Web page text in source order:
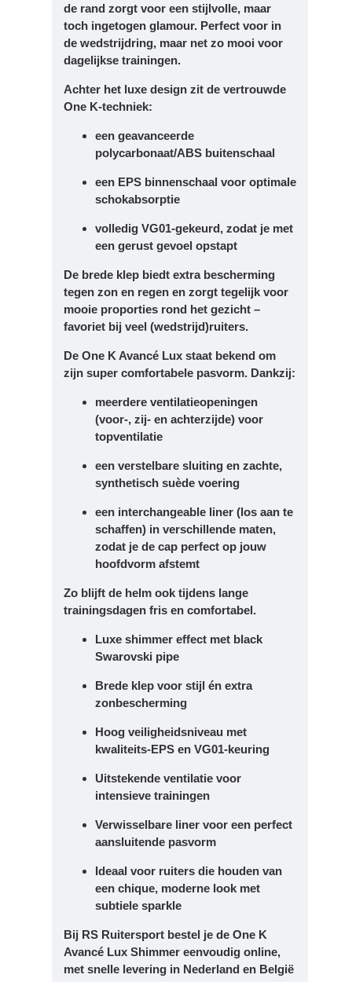
de rand zorgt voor een stijlvolle, maar
toch ingetogen glamour. Perfect voor in
de wedstrijdring, maar net zo mooi voor
dagelijkse trainingen.
Achter het luxe design zit de vertrouwde
One K-techniek:
een geavanceerde
polycarbonaat/ABS buitenschaal
een EPS binnenschaal voor optimale
schokabsorptie
volledig VG01-gekeurd, zodat je met
een gerust gevoel opstapt
De brede klep biedt extra bescherming
tegen zon en regen en zorgt tegelijk voor
mooie proporties rond het gezicht –
favoriet bij veel (wedstrijd)ruiters.
De One K Avancé Lux staat bekend om
zijn super comfortabele pasvorm. Dankzij:
meerdere ventilatieopeningen
(voor-, zij- en achterzijde) voor
topventilatie
een verstelbare sluiting en zachte,
synthetisch suède voering
een interchangeable liner (los aan te
schaffen) in verschillende maten,
zodat je de cap perfect op jouw
hoofdvorm afstemt
Zo blijft de helm ook tijdens lange
trainingsdagen fris en comfortabel.
Luxe shimmer effect met black
Swarovski pipe
Brede klep voor stijl én extra
zonbescherming
Hoog veiligheidsniveau met
kwaliteits-EPS en VG01-keuring
Uitstekende ventilatie voor
intensieve trainingen
Verwisselbare liner voor een perfect
aansluitende pasvorm
Ideaal voor ruiters die houden van
een chique, moderne look met
subtiele sparkle
Bij RS Ruitersport bestel je de One K
Avancé Lux Shimmer eenvoudig online,
met snelle levering in Nederland en België